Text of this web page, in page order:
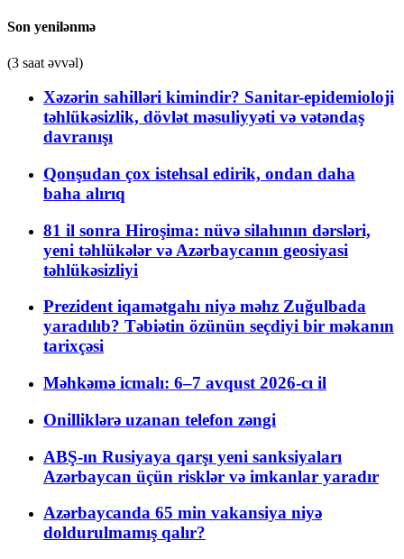
Son yenilənmə
(3 saat əvvəl)
Xəzərin sahilləri kimindir? Sanitar-epidemioloji
təhlükəsizlik, dövlət məsuliyyəti və vətəndaş
davranışı
Qonşudan çox istehsal edirik, ondan daha
baha alırıq
81 il sonra Hiroşima: nüvə silahının dərsləri,
yeni təhlükələr və Azərbaycanın geosiyasi
təhlükəsizliyi
Prezident iqamətgahı niyə məhz Zuğulbada
yaradılıb? Təbiətin özünün seçdiyi bir məkanın
tarixçəsi
Məhkəmə icmalı: 6–7 avqust 2026-cı il
Onilliklərə uzanan telefon zəngi
ABŞ-ın Rusiyaya qarşı yeni sanksiyaları
Azərbaycan üçün risklər və imkanlar yaradır
Azərbaycanda 65 min vakansiya niyə
doldurulmamış qalır?